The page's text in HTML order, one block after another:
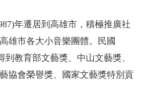
年遷居到高雄市，積極推廣社
雄市各大小音樂團體。民國
到教育部文藝獎、中山文藝獎、
協會榮譽獎、國家文藝獎特別貢